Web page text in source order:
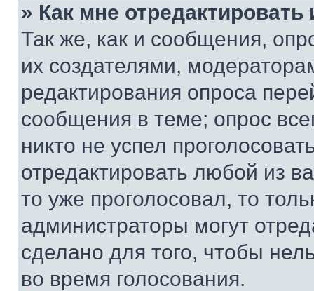
» Как мне
Так же, как и сообщения,
их создателями,
редактирования опроса
сообщения в теме; опрос
никто не успел
отредактировать любой из
то уже проголосовал, то
администраторы могут
сделано для того, чтобы
во время голосования.